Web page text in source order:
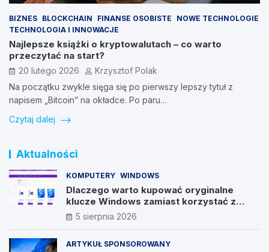
BIZNES BLOCKCHAIN FINANSE OSOBISTE
NOWE TECHNOLOGIE
TECHNOLOGIA I INNOWACJE
Najlepsze książki o kryptowalutach – co warto
przeczytać na start?
20 lutego 2026
Krzysztof Polak
Na początku zwykle sięga się po pierwszy lepszy tytuł z
napisem „Bitcoin” na okładce. Po paru…
Czytaj dalej
Aktualności
KOMPUTERY WINDOWS
Dlaczego warto kupować oryginalne
klucze Windows zamiast korzystać z
nieautoryzowanych źródeł?
5 sierpnia 2026
ARTYKUŁ SPONSOROWANY